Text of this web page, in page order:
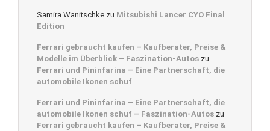
Samira Wanitschke zu Mitsubishi Lancer CYO Final
Edition
Ferrari gebraucht kaufen – Kaufberater, Preise &
Modelle im Überblick – Faszination-Autos zu
Ferrari und Pininfarina – Eine Partnerschaft, die
automobile Ikonen schuf
Ferrari und Pininfarina – Eine Partnerschaft, die
automobile Ikonen schuf – Faszination-Autos zu
Ferrari gebraucht kaufen – Kaufberater, Preise &